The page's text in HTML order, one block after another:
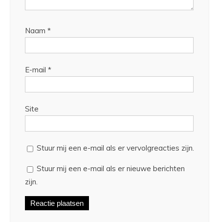
Naam *
E-mail *
Site
Stuur mij een e-mail als er vervolgreacties zijn.
Stuur mij een e-mail als er nieuwe berichten
zijn.